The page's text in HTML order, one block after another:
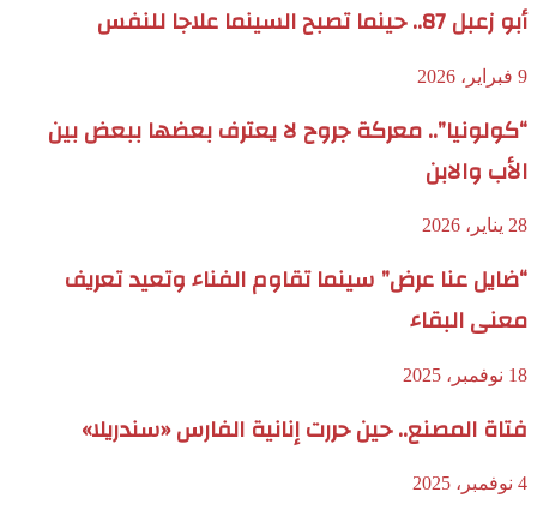
أبو زعبل 87.. حينما تصبح السينما علاجا للنفس
9 فبراير، 2026
“كولونيا”.. معركة جروح لا يعترف بعضها ببعض بين
الأب والابن
28 يناير، 2026
“ضايل عنا عرض” سينما تقاوم الفناء وتعيد تعريف
معنى البقاء
18 نوفمبر، 2025
فتاة المصنع.. حين حررت إنانية الفارس «سندريلا»
4 نوفمبر، 2025